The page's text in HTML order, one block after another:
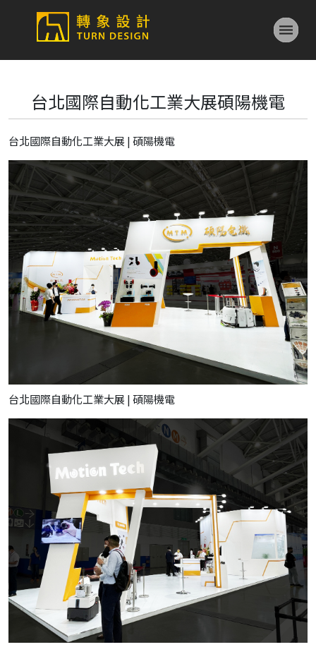
台北國際自動化工業大展碩陽機電
台北國際自動化工業大展 | 碩陽機電
台北國際自動化工業大展 | 碩陽機電